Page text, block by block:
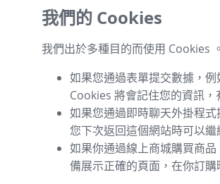
我們的 Cookies
我們出於多種目的而使用 Cookies 。
如果您通過表單提交數據，
Cookies 將會記住您的資訊，
如果您通過即時聊天外掛程
您下次返回這個網站時可以繼
如果你通過線上商城購買商
備展示正確的頁面，在你訂